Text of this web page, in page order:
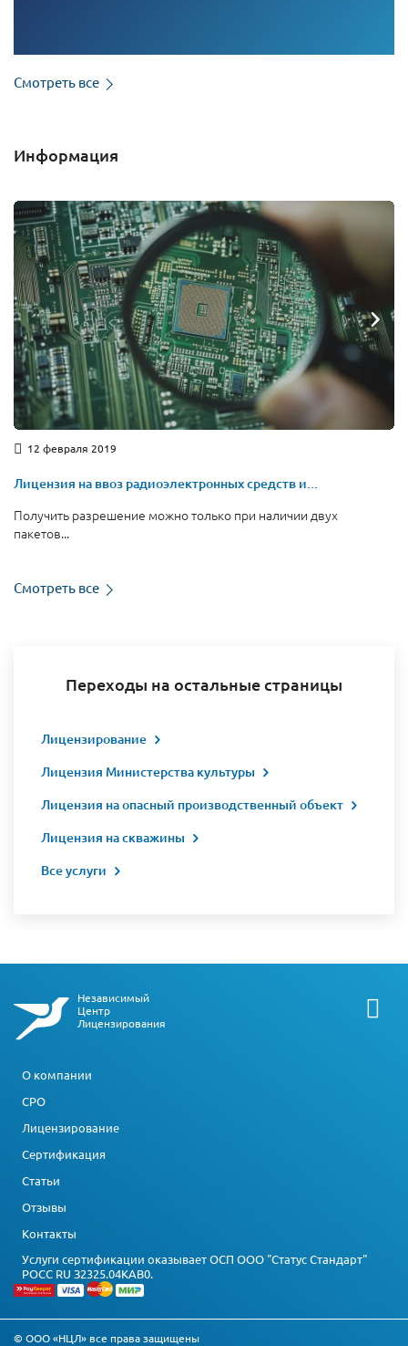
Смотреть все
Информация
12 февраля 2019
Лицензия на ввоз радиоэлектронных средств и...
Получить разрешение можно только при наличии двух
пакетов...
Смотреть все
Переходы на остальные страницы
Лицензирование
Лицензия Министерства культуры
Лицензия на опасный производственный объект
Лицензия на скважины
Все услуги
Независимый
Центр
Лицензирования
О компании
СРО
Лицензирование
Сертификация
Статьи
Отзывы
Контакты
Услуги сертификации оказывает ОСП ООО "Статус Стандарт"
РОСС RU З2325.04КАВ0.
© ООО «НЦЛ» все права защищены